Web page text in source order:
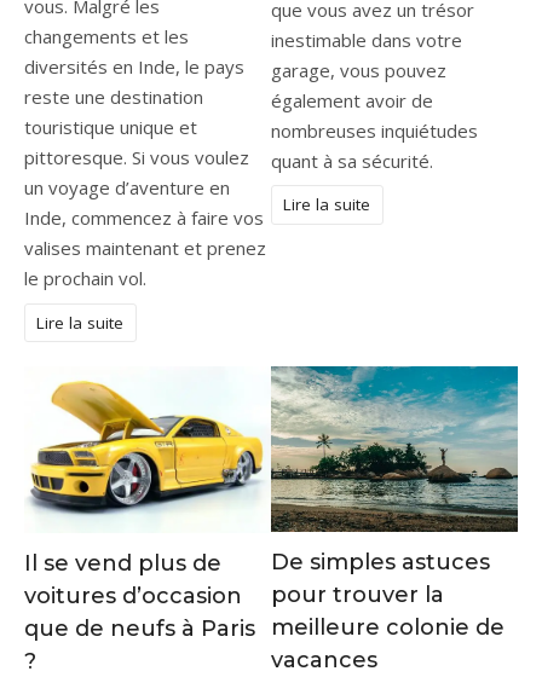
vous. Malgré les
changements et les
diversités en Inde, le pays
reste une destination
touristique unique et
pittoresque. Si vous voulez
un voyage d’aventure en
Inde, commencez à faire vos
valises maintenant et prenez
le prochain vol.
Lire la suite
que vous avez un trésor
inestimable dans votre
garage, vous pouvez
également avoir de
nombreuses inquiétudes
quant à sa sécurité.
Lire la suite
Il se vend plus de
voitures d’occasion
que de neufs à Paris
?
De simples astuces
pour trouver la
meilleure colonie de
vacances